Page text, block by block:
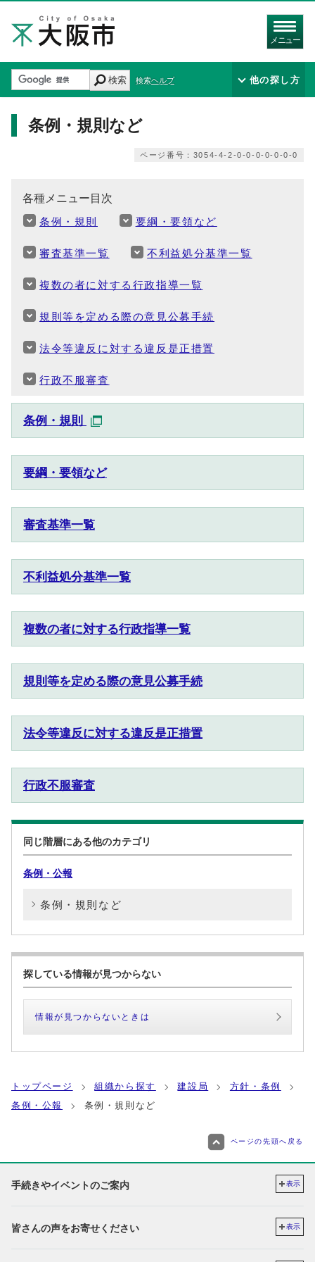
メニュー
検索 検索ヘルプ 他の探し方
条例・規則など
ページ番号：3054-4-2-0-0-0-0-0-0-0
各種メニュー目次
条例・規則 要綱・要領など
審査基準一覧 不利益処分基準一覧
複数の者に対する行政指導一覧
規則等を定める際の意見公募手続
法令等違反に対する違反是正措置
行政不服審査
条例・規則
要綱・要領など
審査基準一覧
不利益処分基準一覧
複数の者に対する行政指導一覧
規則等を定める際の意見公募手続
法令等違反に対する違反是正措置
行政不服審査
同じ階層にある他のカテゴリ
条例・公報
条例・規則など
探している情報が見つからない
情報が見つからないときは
トップページ 組織から探す 建設局
方針・条例
条例・公報
条例・規則など
ページの先頭へ戻る
手続きやイベントのご案内 表示
皆さんの声をお寄せください 表示